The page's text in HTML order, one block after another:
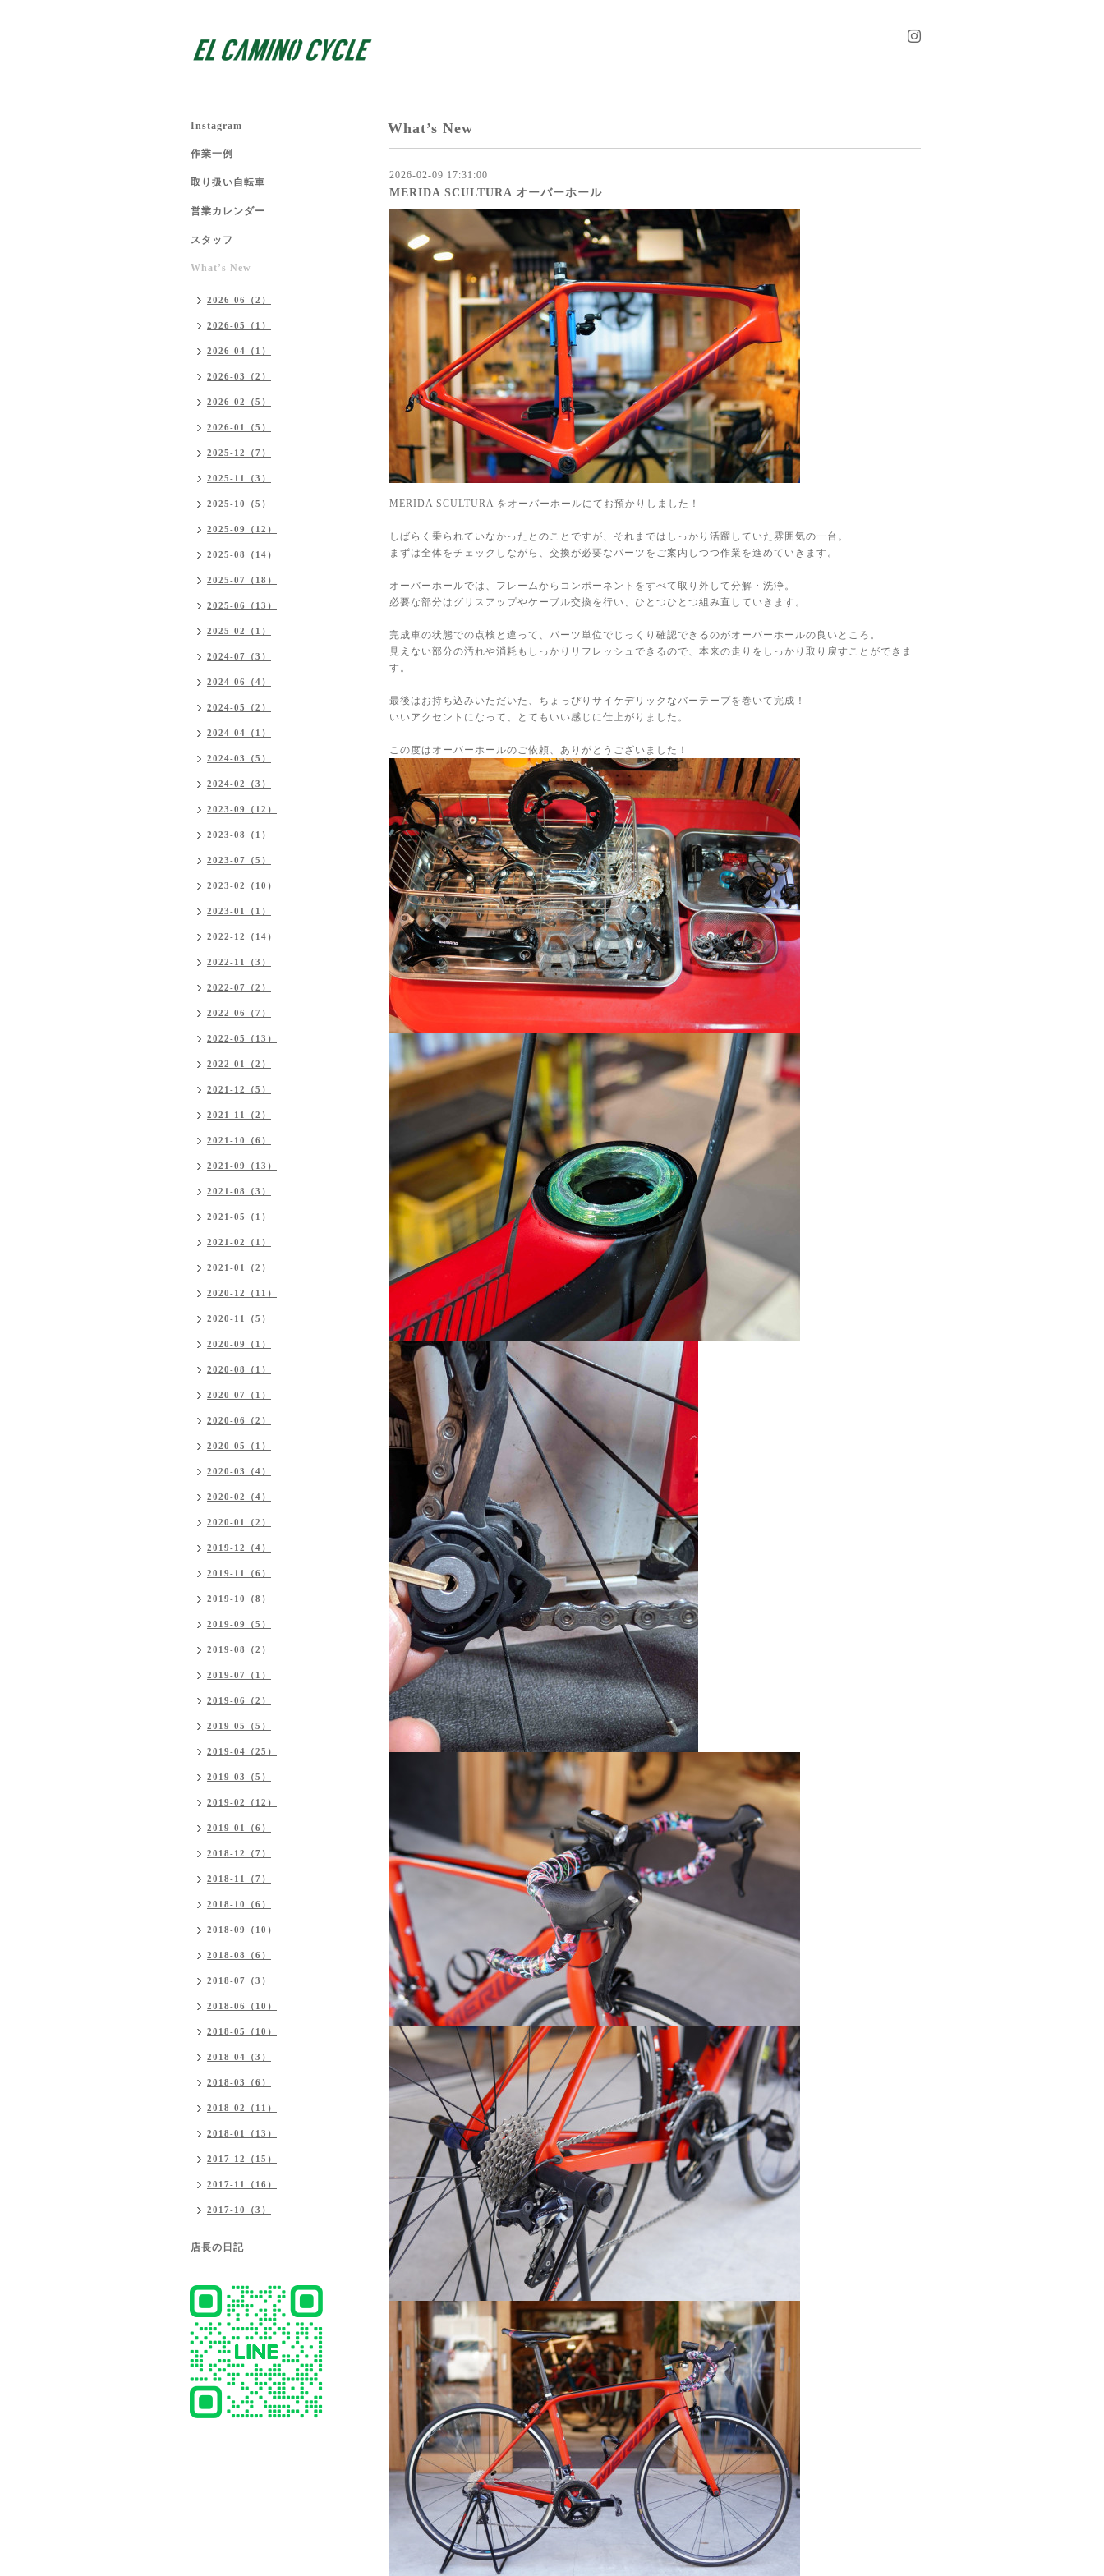
What’s New
2026-02-09 17:31:00
MERIDA SCULTURA オーバーホール
MERIDA SCULTURA をオーバーホールにてお預かりしました！
しばらく乗られていなかったとのことですが、それまではしっかり活躍していた雰囲気の一台。
まずは全体をチェックしながら、交換が必要なパーツをご案内しつつ作業を進めていきます。
オーバーホールでは、フレームからコンポーネントをすべて取り外して分解・洗浄。
必要な部分はグリスアップやケーブル交換を行い、ひとつひとつ組み直していきます。
完成車の状態での点検と違って、パーツ単位でじっくり確認できるのがオーバーホールの良いところ。
見えない部分の汚れや消耗もしっかりリフレッシュできるので、本来の走りをしっかり取り戻すことができま
す。
最後はお持ち込みいただいた、ちょっぴりサイケデリックなバーテープを巻いて完成！
いいアクセントになって、とてもいい感じに仕上がりました。
この度はオーバーホールのご依頼、ありがとうございました！
Instagram
作業一例
取り扱い自転車
営業カレンダー
スタッフ
What’s New
2026-06（2）
2026-05（1）
2026-04（1）
2026-03（2）
2026-02（5）
2026-01（5）
2025-12（7）
2025-11（3）
2025-10（5）
2025-09（12）
2025-08（14）
2025-07（18）
2025-06（13）
2025-02（1）
2024-07（3）
2024-06（4）
2024-05（2）
2024-04（1）
2024-03（5）
2024-02（3）
2023-09（12）
2023-08（1）
2023-07（5）
2023-02（10）
2023-01（1）
2022-12（14）
2022-11（3）
2022-07（2）
2022-06（7）
2022-05（13）
2022-01（2）
2021-12（5）
2021-11（2）
2021-10（6）
2021-09（13）
2021-08（3）
2021-05（1）
2021-02（1）
2021-01（2）
2020-12（11）
2020-11（5）
2020-09（1）
2020-08（1）
2020-07（1）
2020-06（2）
2020-05（1）
2020-03（4）
2020-02（4）
2020-01（2）
2019-12（4）
2019-11（6）
2019-10（8）
2019-09（5）
2019-08（2）
2019-07（1）
2019-06（2）
2019-05（5）
2019-04（25）
2019-03（5）
2019-02（12）
2019-01（6）
2018-12（7）
2018-11（7）
2018-10（6）
2018-09（10）
2018-08（6）
2018-07（3）
2018-06（10）
2018-05（10）
2018-04（3）
2018-03（6）
2018-02（11）
2018-01（13）
2017-12（15）
2017-11（16）
2017-10（3）
店長の日記